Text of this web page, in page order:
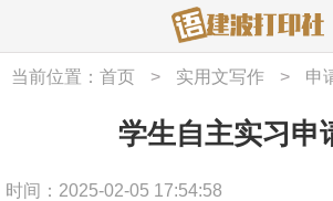
当前位置： 首页 > 实用文写作 > 申
学生自主实习申
时间：2025-02-05 17:54:58